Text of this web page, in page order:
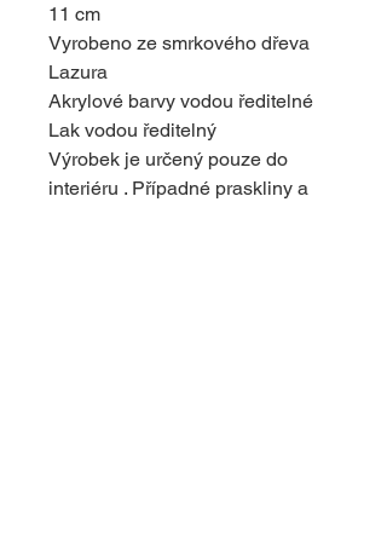
11 cm
Vyrobeno ze smrkového dřeva
Lazura
Akrylové barvy vodou ředitelné
Lak vodou ředitelný
Výrobek je určený pouze do
interiéru . Případné praskliny a